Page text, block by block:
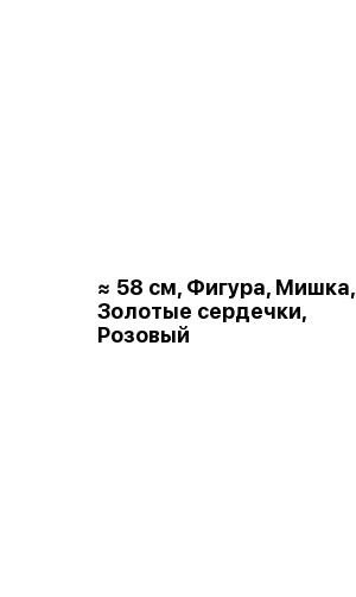
≈ 58 см, Фигура, Мишка,
Золотые сердечки,
Розовый